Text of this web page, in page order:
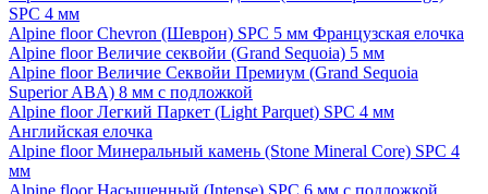
SPC 4 мм
Alpine floor Chevron (Шеврон) SPC 5 мм Французская елочка
Alpine floor Величие секвойи (Grand Sequoia) 5 мм
Alpine floor Величие Секвойи Премиум (Grand Sequoia
Superior ABA) 8 мм с подложкой
Alpine floor Легкий Паркет (Light Parquet) SPC 4 мм
Английская елочка
Alpine floor Минеральный камень (Stone Mineral Core) SPC 4
мм
Alpine floor Насыщенный (Intense) SPC 6 мм с подложкой